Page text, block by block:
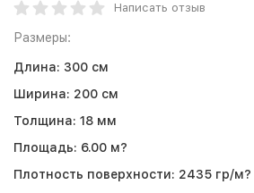
Написать отзыв
Размеры:
Длина: 300 см
Ширина: 200 см
Толщина: 18 мм
Площадь: 6.00 м?
Плотность поверхности: 2435 гр/м?